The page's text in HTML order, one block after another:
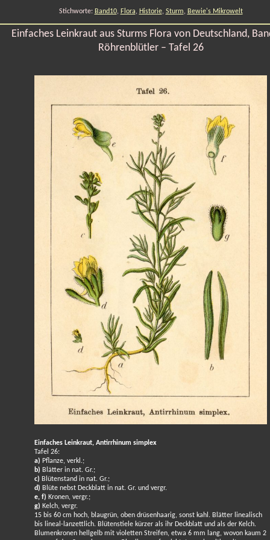
Stichworte: Band10, Flora, Historie, Sturm, Bewie's Mikrowelt
Einfaches Leinkraut aus Sturms Flora von Deutschland,
Röhrenblütler – Tafel 26
Einfaches Leinkraut, Antirrhinum simplex
Tafel 26:
a) Pflanze, verkl.;
b) Blätter in nat. Gr.;
c) Blütenstand in nat. Gr.;
d) Blüte nebst Deckblatt in nat. Gr. und vergr.
e, f) Kronen, vergr.;
g) Kelch, vergr.
15 bis 60 cm hoch, blaugrün, oben drüsenhaarig, sonst kahl. Blätter linealisch
bis lineal-lanzettlich. Blütenstiele kürzer als ihr Deckblatt und als der Kelch.
Blumenkronen hellgelb mit violetten Streifen, etwa 6 mm lang, wovon kaum 2